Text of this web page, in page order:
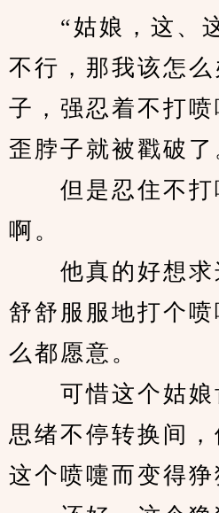
“姑娘，这、这
不行，那我该怎
子，强忍着不打
歪脖子就被戳破了
但是忍住不打
啊。
他真的好想求
舒舒服服地打个
么都愿意。
可惜这个姑娘
思绪不停转换间
这个喷嚏而变得狰